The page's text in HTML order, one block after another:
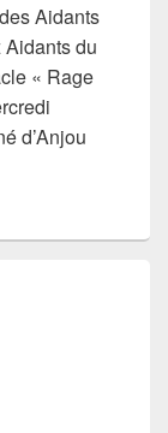
Aidants
du
« Rage
d’Anjou
DES